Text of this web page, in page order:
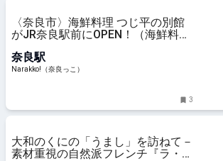
〈奈良市〉海鮮料理 つじ平の別館
がJR奈良駅前にOPEN！（海鮮料理
総合情報サイト Narakko!（奈良っ
こ）
奈良駅
Narakko!（奈良っこ）
3
大和のくにの「うまし」を訪ねて－
素材重視の自然派フレンチ『ラ・ト